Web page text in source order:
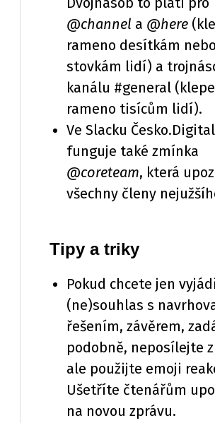
@channel a @here
rameno desítkám nebo
stovkám lidí) a
kanálu #general
rameno tisícům lidí).
Ve Slacku Česko.Digital
funguje také zmínka
@coreteam, která
všechny členy
Tipy a triky
Pokud chcete jen
(ne)souhlas s
řešením, závěrem,
podobně, neposílejte
ale použijte emoji
Ušetříte čtenářům
na novou zprávu.